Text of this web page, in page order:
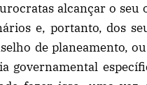
alcançar o
e, portanto, dos
de planeamento,
governamental